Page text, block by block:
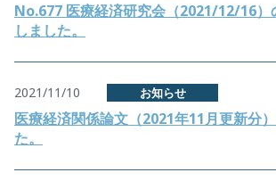
No.677 医療経済研究会（2021/12/16）
しました。
2021/11/10 お知らせ
医療経済関係論文（2021年11月更新分
た。